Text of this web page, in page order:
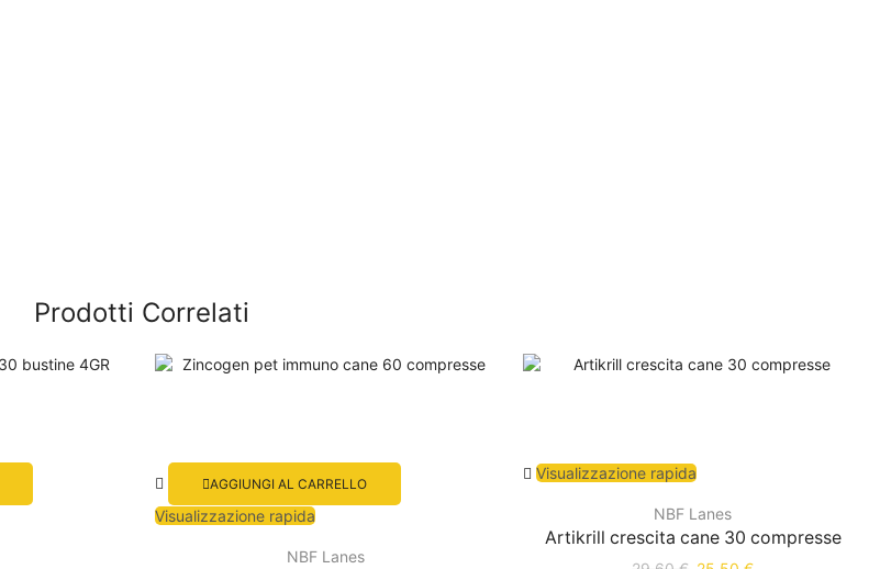
Prodotti Correlati
AGGIUNGI AL CARRELLO
Visualizzazione rapida
NBF Lanes
Visualizzazione rapida
NBF Lanes
Artikrill crescita cane 30 compresse